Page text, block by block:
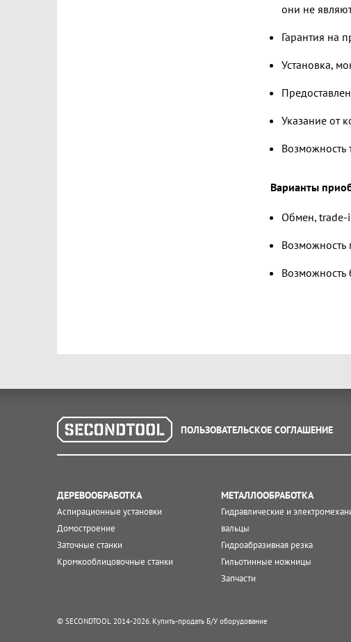
они не
Гарантия на
Установка,
Указание от
Возможность
Варианты
Обмен, trade-
Возможность
Возможность
ПОЛЬЗОВАТЕЛЬСКОЕ СОГЛАШЕНИЕ
ДЕРЕВООБРАБОТКА
Аспирационные установки
Домостроение
Заточные станки
Кромкооблицовочные станки
МЕТАЛЛООБРАБОТКА
Гидравлические и
вальцы
Гидроабразивная резка
Гильотинные ножницы
Запчасти
© SECONDTOOL 2014-2026. Купить-продать Б/У оборудование